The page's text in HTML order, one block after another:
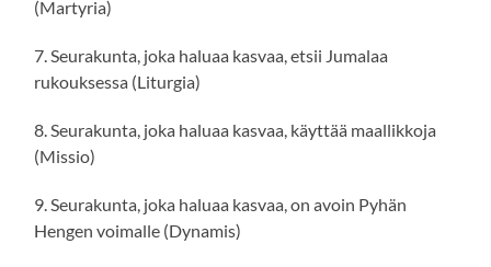
(Martyria)
7. Seurakunta, joka haluaa kasvaa, etsii Jumalaa
rukouksessa (Liturgia)
8. Seurakunta, joka haluaa kasvaa, käyttää maallikkoja
(Missio)
9. Seurakunta, joka haluaa kasvaa, on avoin Pyhän
Hengen voimalle (Dynamis)